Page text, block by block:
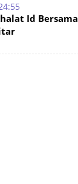
Id Bersama